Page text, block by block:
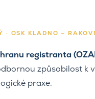
OSK KLADNO –
registranta
způsobilost
praxe.